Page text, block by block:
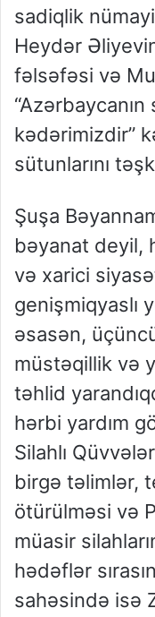
sadiqlik
Heydər
fəlsəfəsi və
kədərimizdir”
sütunlarını
Şuşa
bəyanat deyil,
və xarici
genişmiqyaslı
əsasən,
müstəqillik və
təhlid
hərbi yardım
Silahlı
birgə təlimlər,
ötürülməsi və
müasir
hədəflər
sahəsində isə